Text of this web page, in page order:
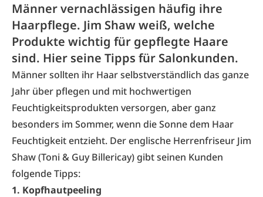
Männer vernachlässigen häufig ihre
Haarpflege. Jim Shaw weiß, welche
Produkte wichtig für gepflegte Haare
sind. Hier seine Tipps für Salonkunden.
Männer sollten ihr Haar selbstverständlich das ganze
Jahr über pflegen und mit hochwertigen
Feuchtigkeitsprodukten versorgen, aber ganz
besonders im Sommer, wenn die Sonne dem Haar
Feuchtigkeit entzieht. Der englische Herrenfriseur Jim
Shaw (Toni & Guy Billericay) gibt seinen Kunden
folgende Tipps:
1. Kopfhautpeeling